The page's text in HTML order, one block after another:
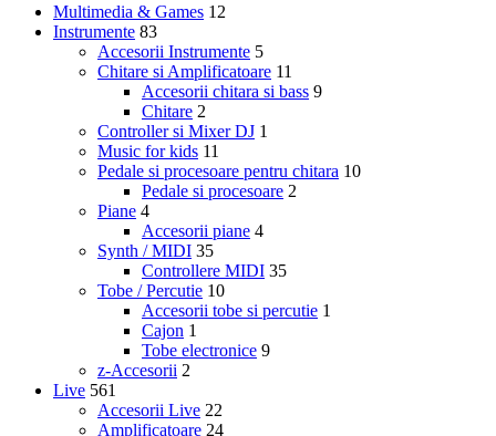
Multimedia & Games 12
Instrumente 83
Accesorii Instrumente 5
Chitare si Amplificatoare 11
Accesorii chitara si bass 9
Chitare 2
Controller si Mixer DJ 1
Music for kids 11
Pedale si procesoare pentru chitara 10
Pedale si procesoare 2
Piane 4
Accesorii piane 4
Synth / MIDI 35
Controllere MIDI 35
Tobe / Percutie 10
Accesorii tobe si percutie 1
Cajon 1
Tobe electronice 9
z-Accesorii 2
Live 561
Accesorii Live 22
Amplificatoare 24